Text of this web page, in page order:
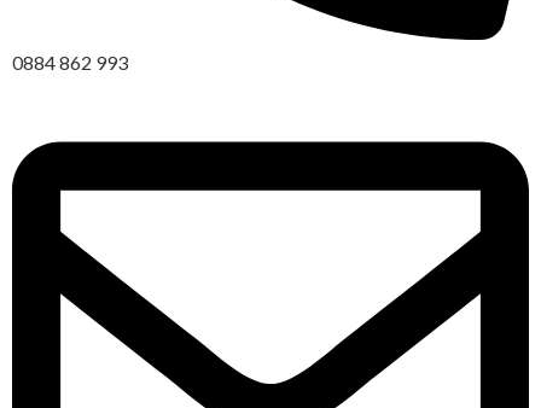
0884 862 993